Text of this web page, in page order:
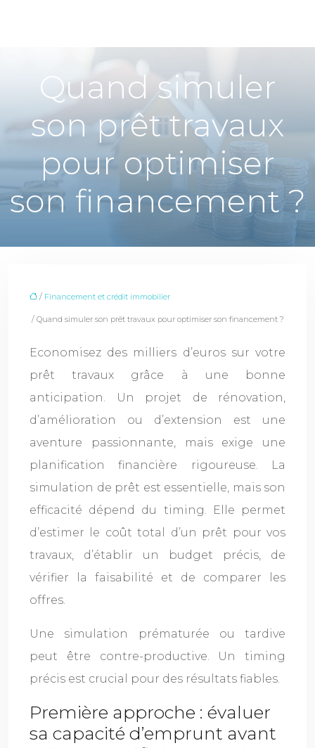
Quand simuler
son prêt travaux
pour optimiser
son financement ?
/ Financement et crédit immobilier
/ Quand simuler son prêt travaux pour optimiser son financement ?
Economisez des milliers d’euros sur votre
prêt travaux grâce à une bonne
anticipation. Un projet de rénovation,
d’amélioration ou d’extension est une
aventure passionnante, mais exige une
planification financière rigoureuse. La
simulation de prêt est essentielle, mais son
efficacité dépend du timing. Elle permet
d’estimer le coût total d’un prêt pour vos
travaux, d’établir un budget précis, de
vérifier la faisabilité et de comparer les
offres.
Une simulation prématurée ou tardive
peut être contre-productive. Un timing
précis est crucial pour des résultats fiables.
Première approche : évaluer
sa capacité d’emprunt avant